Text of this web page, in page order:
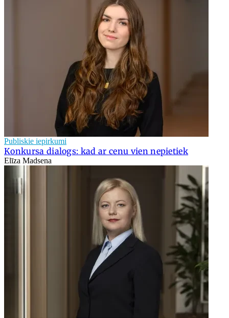
Publiskie iepirkumi
Konkursa dialogs: kad ar cenu vien nepietiek
Elīza Madsena